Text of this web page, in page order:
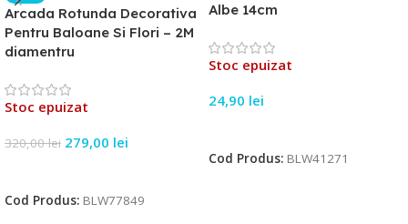
Arcada Rotunda Decorativa
Pentru Baloane Si Flori – 2M
diamentru
Stoc epuizat
320,00lei 279,00 lei
Cod Produs: BLW77849
Albe 14cm
Stoc epuizat
24,90 lei
Cod Produs: BLW41271